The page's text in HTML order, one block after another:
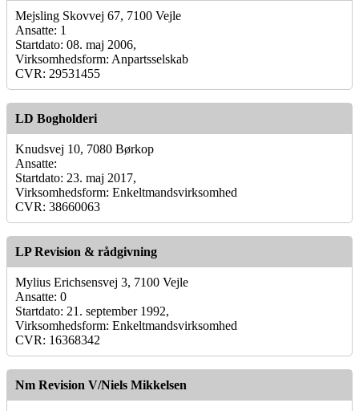
Mejsling Skovvej 67, 7100 Vejle
Ansatte: 1
Startdato: 08. maj 2006,
Virksomhedsform: Anpartsselskab
CVR: 29531455
LD Bogholderi
Knudsvej 10, 7080 Børkop
Ansatte:
Startdato: 23. maj 2017,
Virksomhedsform: Enkeltmandsvirksomhed
CVR: 38660063
LP Revision & rådgivning
Mylius Erichsensvej 3, 7100 Vejle
Ansatte: 0
Startdato: 21. september 1992,
Virksomhedsform: Enkeltmandsvirksomhed
CVR: 16368342
Nm Revision V/Niels Mikkelsen